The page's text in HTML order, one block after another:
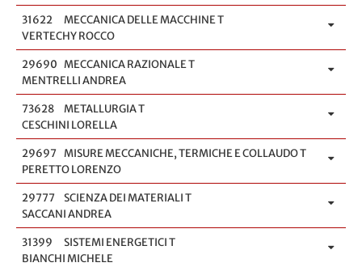
31622
MECCANICA DELLE MACCHINE T
VERTECHY ROCCO
29690 MECCANICA RAZIONALE T
MENTRELLI ANDREA
73628
METALLURGIA T
CESCHINI LORELLA
29697 MISURE MECCANICHE, TERMICHE E COLLAUDO T
PERETTO LORENZO
29777
SCIENZA DEI MATERIALI T
SACCANI ANDREA
31399
SISTEMI ENERGETICI T
BIANCHI MICHELE